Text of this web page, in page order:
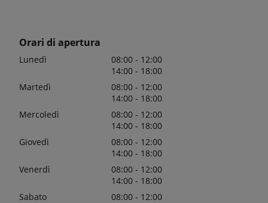
Orari di apertura
Lunedì
08:00 - 12:00
14:00 - 18:00
Martedì
08:00 - 12:00
14:00 - 18:00
Mercoledì
08:00 - 12:00
14:00 - 18:00
Giovedì
08:00 - 12:00
14:00 - 18:00
Venerdì
08:00 - 12:00
14:00 - 18:00
Sabato
08:00 - 12:00